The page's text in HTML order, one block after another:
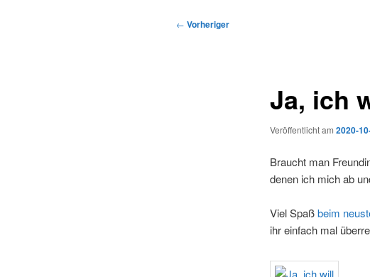
Beitragsnavigation
← Vorheriger
Ja, ich
Veröffentlicht am 2020-
Braucht man
denen ich mich ab
Viel Spaßbeim
ihr einfach mal